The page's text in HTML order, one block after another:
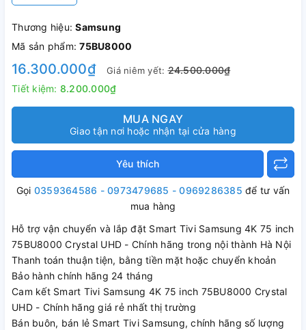
Thương hiệu:Samsung
Mã sản phẩm:75BU8000
16.300.000₫ Giá niêm yết:24.500.000₫
Tiết kiệm: 8.200.000₫
MUA NGAY
Giao tận nơi hoặc nhận tại cửa hàng
Yêu thích
Gọi 0359364586 - 0973479685 - 0969286385 để tư vấn
mua hàng
Hỗ trợ vận chuyển và lắp đặt Smart Tivi Samsung 4K 75 inch
75BU8000 Crystal UHD - Chính hãng trong nội thành Hà Nội
Thanh toán thuận tiện, bằng tiền mặt hoặc chuyển khoản
Bảo hành chính hãng 24 tháng
Cam kết Smart Tivi Samsung 4K 75 inch 75BU8000 Crystal
UHD - Chính hãng giá rẻ nhất thị trường
Bán buôn, bán lẻ Smart Tivi Samsung, chính hãng số lượng